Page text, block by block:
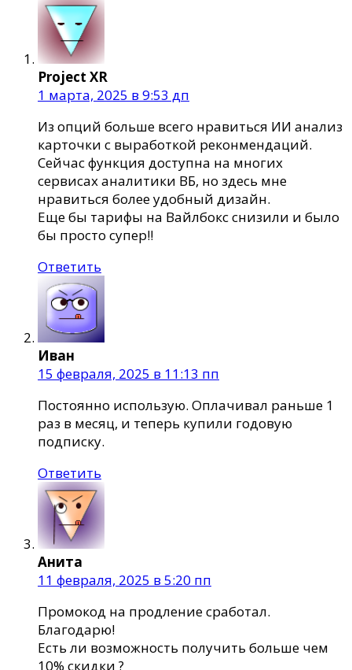
Project XR
1 марта, 2025 в 9:53 дп
Из опций больше всего нравиться ИИ анализ
карточки с выработкой реконмендаций.
Сейчас функция доступна на многих
сервисах аналитики ВБ, но здесь мне
нравиться более удобный дизайн.
Еще бы тарифы на Вайлбокс снизили и было
бы просто супер!!
Ответить
Иван
15 февраля, 2025 в 11:13 пп
Постоянно использую. Оплачивал раньше 1
раз в месяц, и теперь купили годовую
подписку.
Ответить
Анита
11 февраля, 2025 в 5:20 пп
Промокод на продление сработал.
Благодарю!
Есть ли возможность получить больше чем
10% скидки ?